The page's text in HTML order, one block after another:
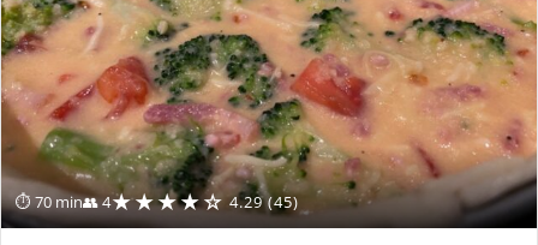
⏱ 70 min👥 4★★★★☆ 4.29 (45)